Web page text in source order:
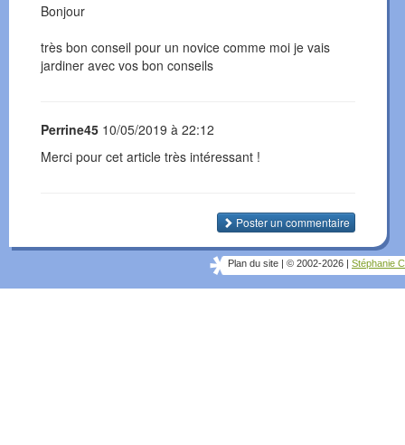
Bonjour
très bon conseil pour un novice comme moi je vais
jardiner avec vos bon conseils
Perrine45 10/05/2019 à 22:12
Merci pour cet article très intéressant !
Poster un commentaire
Plan du site | © 2002-2026 | Stéphanie C